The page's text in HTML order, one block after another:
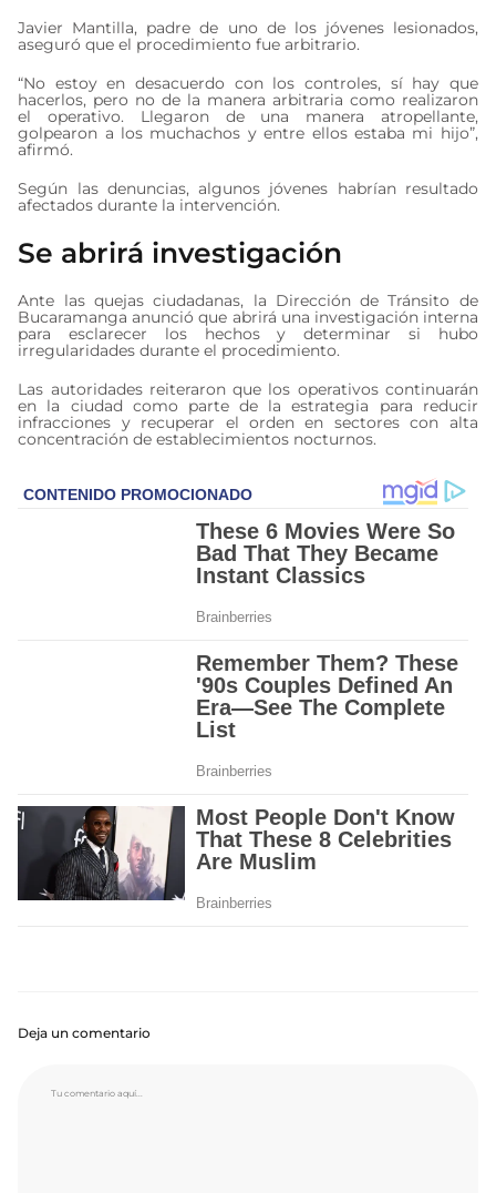
Javier Mantilla, padre de uno de los jóvenes lesionados,
aseguró que el procedimiento fue arbitrario.
“No estoy en desacuerdo con los controles, sí hay que
hacerlos, pero no de la manera arbitraria como realizaron
el operativo. Llegaron de una manera atropellante,
golpearon a los muchachos y entre ellos estaba mi hijo”,
afirmó.
Según las denuncias, algunos jóvenes habrían resultado
afectados durante la intervención.
Se abrirá investigación
Ante las quejas ciudadanas, la Dirección de Tránsito de
Bucaramanga anunció que abrirá una investigación interna
para esclarecer los hechos y determinar si hubo
irregularidades durante el procedimiento.
Las autoridades reiteraron que los operativos continuarán
en la ciudad como parte de la estrategia para reducir
infracciones y recuperar el orden en sectores con alta
concentración de establecimientos nocturnos.
Deja un comentario